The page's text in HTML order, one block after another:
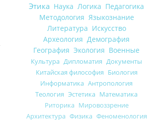
Этика Наука Логика Педагогика
Методология Языкознание
Литература Искусство
Археология Демография
География Экология Военные
Культура Дипломатия Документы
Китайская философия Биология
Информатика Антропология
Теология Эстетика Математика
Риторика Мировоззрение
Архитектура Физика Феноменология